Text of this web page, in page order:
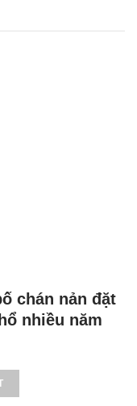
chán nản đặt
nhiều năm